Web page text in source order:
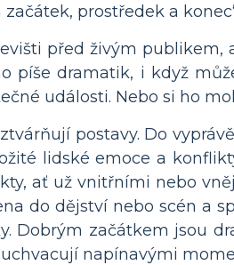
prostředek a
před živým
píše dramatik, i když
události. Nebo si ho
postavy. Do
lidské emoce a
ať už vnitřními nebo
do dějství nebo scén a
Dobrým začátkem jsou
napínavými